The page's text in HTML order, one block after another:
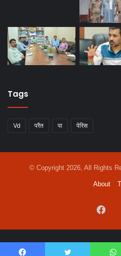
Tags
Vd परैत पा पेरिस
© Copyright 2026, All Rights
About